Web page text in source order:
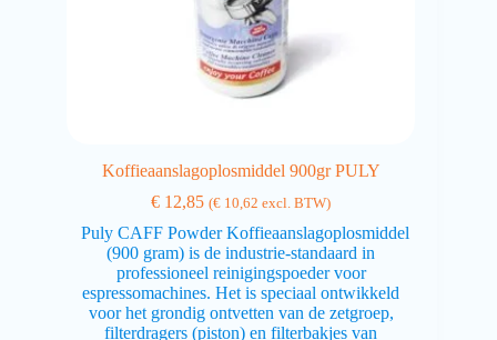
Koffieaanslagoplosmiddel 900gr PULY
€ 12,85 (€ 10,62 excl. BTW)
Puly CAFF Powder Koffieaanslagoplosmiddel
(900 gram) is de industrie-standaard in
professioneel reinigingspoeder voor
espressomachines. Het is speciaal ontwikkeld
voor het grondig ontvetten van de zetgroep,
filterdragers (piston) en filterbakjes van